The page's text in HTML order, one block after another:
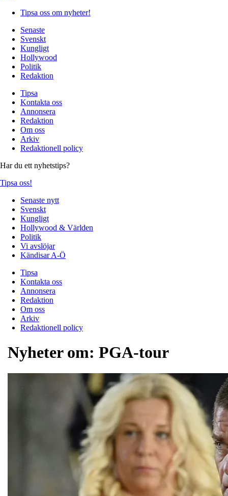
Tipsa oss om nyheter!
Senaste
Svenskt
Kungligt
Hollywood
Politik
Redaktion
Tipsa
Kontakta oss
Annonsera
Redaktion
Om oss
Arkiv
Redaktionell policy
Har du ett nyhetstips?
Tipsa oss!
Senaste nytt
Svenskt
Kungligt
Hollywood & Världen
Politik
Vi avslöjar
Kändisar A-Ö
Tipsa
Kontakta oss
Annonsera
Redaktion
Om oss
Arkiv
Redaktionell policy
Nyheter om: PGA-tour